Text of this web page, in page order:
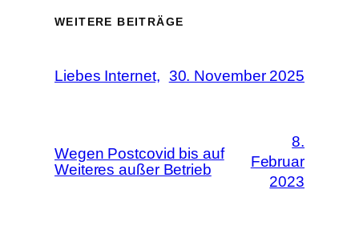
WEITERE BEITRÄGE
Liebes Internet, 30. November 2025
Wegen Postcovid bis auf
Weiteres außer Betrieb
8.
Februar
2023